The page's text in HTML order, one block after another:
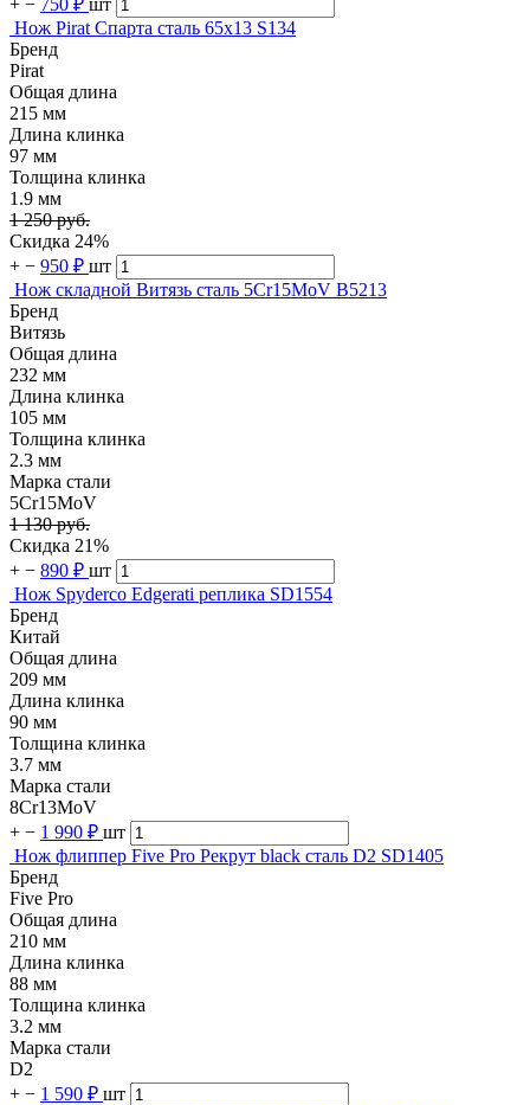
Нож Pirat Спарта сталь 65х13 S134
Бренд
Pirat
Общая длина
215 мм
Длина клинка
97 мм
Толщина клинка
1.9 мм
1 250 руб.
Скидка 24%
+ − 950 ₽ шт
Нож складной Витязь сталь 5Cr15MoV B5213
Бренд
Витязь
Общая длина
232 мм
Длина клинка
105 мм
Толщина клинка
2.3 мм
Марка стали
5Cr15MoV
1 130 руб.
Скидка 21%
+ − 890 ₽ шт
Нож Spyderco Edgerati реплика SD1554
Бренд
Китай
Общая длина
209 мм
Длина клинка
90 мм
Толщина клинка
3.7 мм
Марка стали
8Cr13MoV
+ − 1 990 ₽ шт
Нож флиппер Five Pro Рекрут black сталь D2 SD1405
Бренд
Five Pro
Общая длина
210 мм
Длина клинка
88 мм
Толщина клинка
3.2 мм
Марка стали
D2
+ − 1 590 ₽ шт